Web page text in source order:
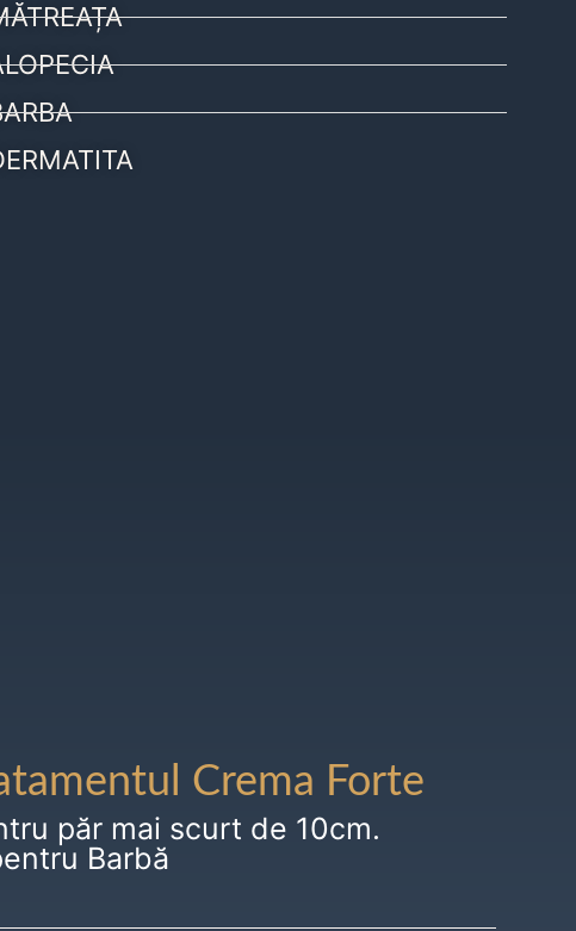
Crema Forte
păr mai scurt de 10cm.
Barbă